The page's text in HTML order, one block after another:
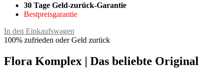
30 Tage Geld-zurück-Garantie
Bestpreisgarantie
In den Einkaufswagen
100% zufrieden oder Geld zurück
Flora Komplex | Das beliebte Original